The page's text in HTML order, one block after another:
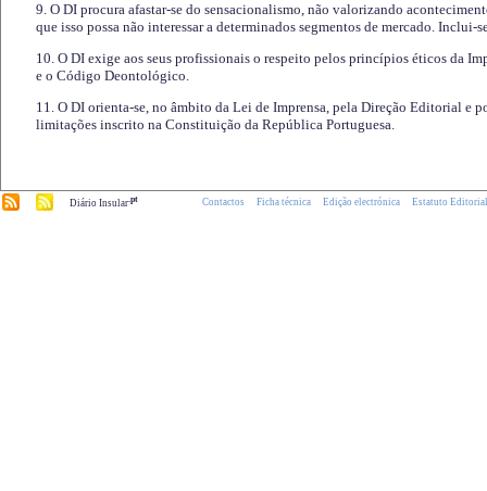
9. O DI procura afastar-se do sensacionalismo, não valorizando
que isso possa não interessar a determinados segmentos de mercado.
10. O DI exige aos seus profissionais o respeito pelos princípios éticos da
e o Código Deontológico.
11. O DI orienta-se, no âmbito da Lei de Imprensa, pela Direção Editorial e
limitações inscrito na Constituição da República Portuguesa.
Diário Insular.pt Contactos Ficha técnica Edição electrónica Estatuto Editorial